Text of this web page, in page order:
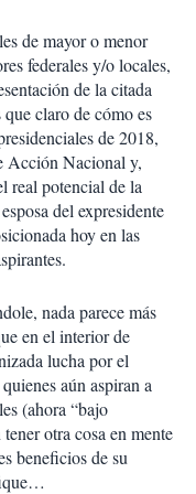
de mayor o menor
federales y/o locales,
de la citada
claro de cómo es
de 2018,
Acción Nacional y,
real potencial de la
del expresidente
hoy en las
nada parece más
en el interior de
lucha por el
aún aspiran a
(ahora “bajo
otra cosa en mente
beneficios de su